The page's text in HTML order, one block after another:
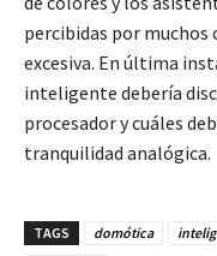
percibidas por
excesiva. En última
inteligente debería
procesador y cuáles
tranquilidad analógica.
TAGS domótica